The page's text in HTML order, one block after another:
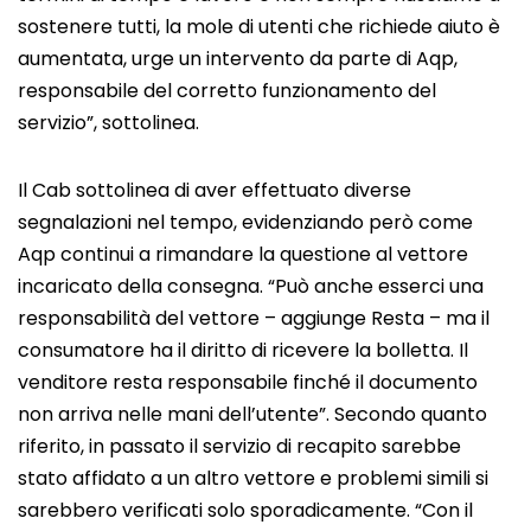
sostenere tutti, la mole di utenti che richiede aiuto è
aumentata, urge un intervento da parte di Aqp,
responsabile del corretto funzionamento del
servizio”, sottolinea.
Il Cab sottolinea di aver effettuato diverse
segnalazioni nel tempo, evidenziando però come
Aqp continui a rimandare la questione al vettore
incaricato della consegna. “Può anche esserci una
responsabilità del vettore – aggiunge Resta – ma il
consumatore ha il diritto di ricevere la bolletta. Il
venditore resta responsabile finché il documento
non arriva nelle mani dell’utente”. Secondo quanto
riferito, in passato il servizio di recapito sarebbe
stato affidato a un altro vettore e problemi simili si
sarebbero verificati solo sporadicamente. “Con il